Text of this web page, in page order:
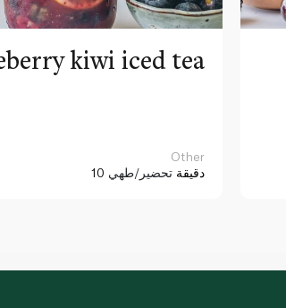
kiwi iced tea
Other
10 دقيقة تحضير/طهي